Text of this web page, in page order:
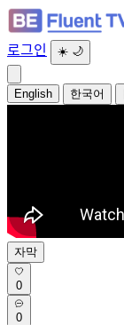
로그인
☀️ 🌙
English 한국어
자막
0
0